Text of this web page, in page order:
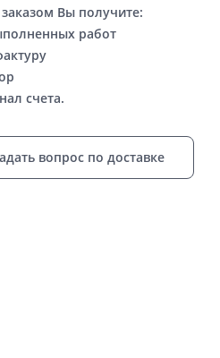
заказом Вы получите:
работ
счета.
вопрос по доставке